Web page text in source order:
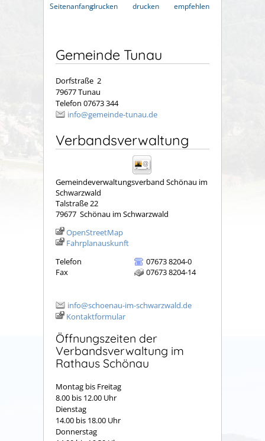
Seitenanfangdrucken
drucken
empfehlen
Gemeinde Tunau
Dorfstraße 2
79677 Tunau
Telefon 07673 344
info@gemeinde-tunau.de
Verbandsverwaltung
Gemeindeverwaltungsverband Schönau im
Schwarzwald
Talstraße 22
79677 Schönau im Schwarzwald
OpenStreetMap
Fahrplanauskunft
Telefon
07673 8204-0
Fax
07673 8204-14
info@schoenau-im-schwarzwald.de
Kontaktformular
Öffnungszeiten der
Verbandsverwaltung im
Rathaus Schönau
Montag bis Freitag
8.00 bis 12.00 Uhr
Dienstag
14.00 bis 18.00 Uhr
Donnerstag